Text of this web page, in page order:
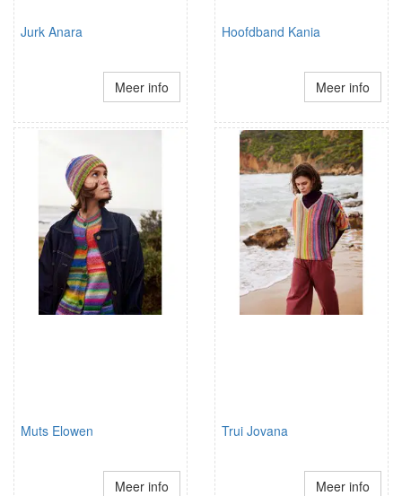
Jurk Anara
Meer info
Hoofdband Kania
Meer info
Muts Elowen
Meer info
Trui Jovana
Meer info